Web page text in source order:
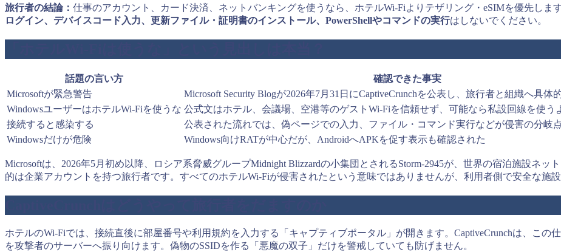
旅行者の結論： 仕事のアカウント、カード決済、ネットバンキングを使うなら、ホテルWi-Fiよりテザリング・eSIMを優先しま
ログイン、デバイスコード入力、更新ファイル・証明書のインストール、PowerShellやコマンドの実行はしないでください。
話題の言い方 確認できた事実
Microsoftが緊急警告
Microsoft Security Blogが2026年7月31日にCaptiveCrunchを公表し、旅行者と組織へ具体
WindowsユーザーはホテルWi-Fiを使うな 公式文はホテル、会議場、空港等のゲストWi-Fiを信頼せず、可能なら私設回線を使う
接続すると感染する
公表された流れでは、偽ページでの入力、ファイル・コマンド実行などが侵害の分岐
Windowsだけが危険
Windows向けRATが中心だが、AndroidへAPKを促す表示も確認された
Microsoftは、2026年5月初め以降、ロシア系脅威グループMidnight Blizzardの小集団とされるStorm-2945が、世界の宿泊施設ネ
的は企業アカウントを持つ旅行者です。すべてのホテルWi-Fiが侵害されたという意味ではありませんが、利用者側で安全な施
ホテルのWi-Fiでは、接続直後に部屋番号や利用規約を入力する「キャプティブポータル」が開きます。CaptiveCrunchは、この
を攻撃者のサーバーへ振り向けます。偽物のSSIDを作る「悪魔の双子」だけを警戒していても防げません。